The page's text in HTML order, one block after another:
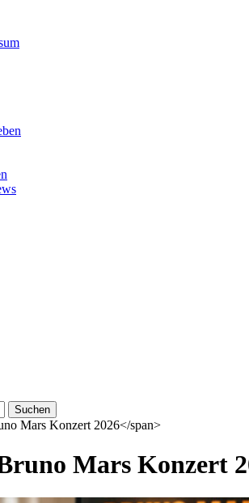
Suchen
Mars Konzert 2026</span>
Mars Konzert